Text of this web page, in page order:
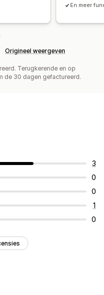
En meer
Origineel weergeven
Terugkerende en op
de 30 dagen gefactureerd.
3
0
0
1
0